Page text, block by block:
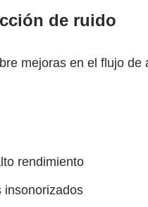
de ruido
mejoras en el flujo de
rendimiento
insonorizados